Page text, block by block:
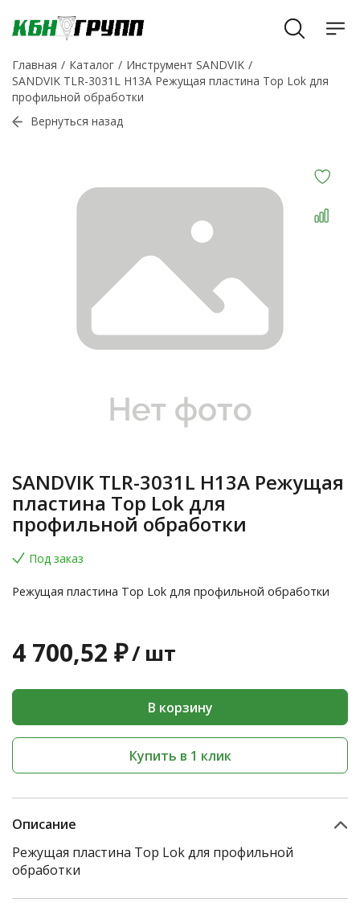
Главная Каталог
Инструмент SANDVIK
SANDVIK TLR-3031L H13A Режущая пластина Top Lok для
профильной обработки
Вернуться назад
SANDVIK TLR-3031L H13A Режущая
пластина Top Lok для
профильной обработки
Под заказ
Режущая пластина Top Lok для профильной обработки
4 700,52 ₽/ шт
В корзину
Купить в 1 клик
Описание
Режущая пластина Top Lok для профильной
обработки